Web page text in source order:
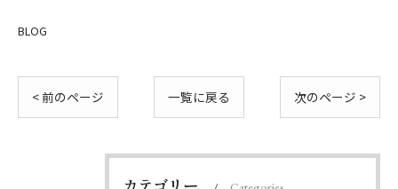
BLOG
< 前のページ 一覧に戻る 次のページ >